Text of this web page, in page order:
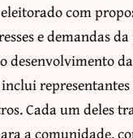
com
e demandas
desenvolvimento
Cada um
a comunidade,